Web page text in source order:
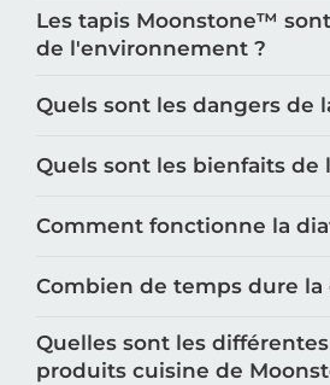
Les tapis Moonstone™️
de l'environnement ?
Quels sont les dangers de
Quels sont les bienfaits de
Comment fonctionne la
Combien de temps dure la
Quelles sont les
produits cuisine de